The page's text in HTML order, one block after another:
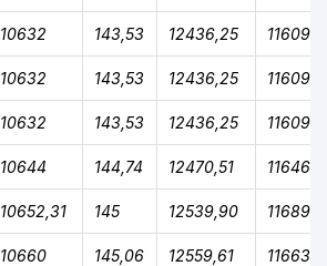
10632 143,53 12436,25
10632 143,53 12436,25
10632 143,53 12436,25
10644 144,74 12470,51
10652,31 145 12539,90
10660 145,06 12559,61